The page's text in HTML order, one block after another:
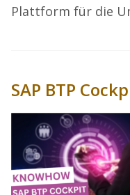
Plattform für die
SAP BTP